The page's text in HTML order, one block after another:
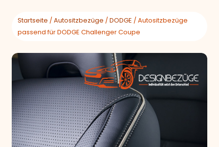
Startseite /Autositzbezüge /DODGE / Autositzbezüge
passend für DODGE Challenger Coupe